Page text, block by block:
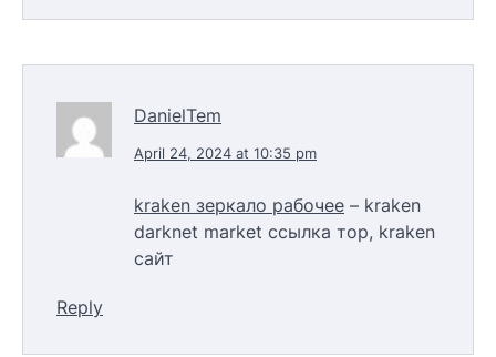
DanielTem
April 24, 2024 at 10:35 pm
kraken зеркало рабочее – kraken
darknet market ссылка тор, kraken
сайт
Reply